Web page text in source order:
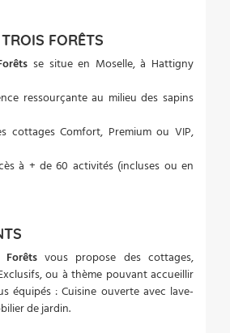
FORÊTS
se situe en Moselle, à Hattigny
ressourçante au milieu des sapins
cottages Comfort, Premium ou VIP,
à + de 60 activités (incluses ou en
vous propose des cottages,
ou à thème pouvant accueillir
équipés : Cuisine ouverte avec lave-
de jardin.